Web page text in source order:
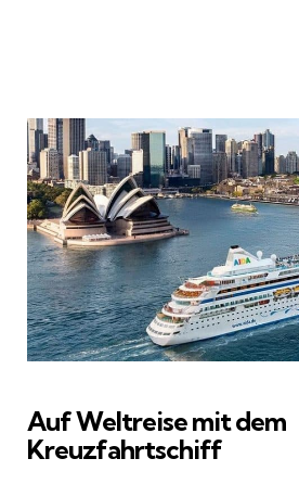
Auf Weltreise mit dem
Kreuzfahrtschiff